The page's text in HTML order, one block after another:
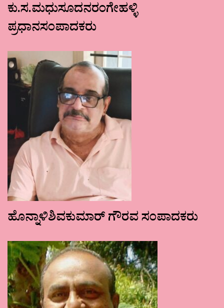
ಕು.ಸ.ಮಧುಸೂದನರಂಗೇಹಳ್ಳಿ
ಪ್ರಧಾನಸಂಪಾದಕರು
ಹೊನ್ನಾಳಿಶಿವಕುಮಾರ್ ಗೌರವ ಸಂಪಾದಕರು